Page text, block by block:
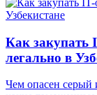
Как закупать
легально в
Чем опасен серый